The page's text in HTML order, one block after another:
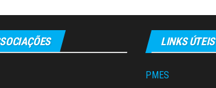
LINKS ÚTEIS
PMES